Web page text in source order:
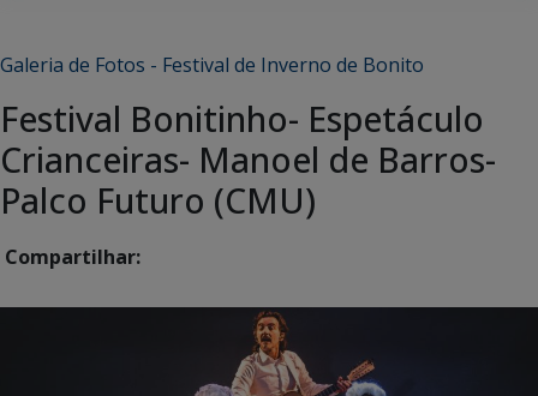
Galeria de Fotos - Festival de Inverno de Bonito
Festival Bonitinho- Espetáculo
Crianceiras- Manoel de Barros-
Palco Futuro (CMU)
Compartilhar: